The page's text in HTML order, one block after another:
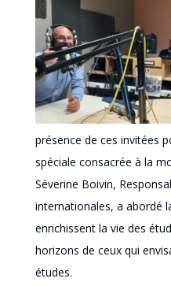
présence de ces invitées
spéciale consacrée à la
Séverine Boivin,
internationales, a abordé
enrichissent la vie des
horizons de ceux qui
études.